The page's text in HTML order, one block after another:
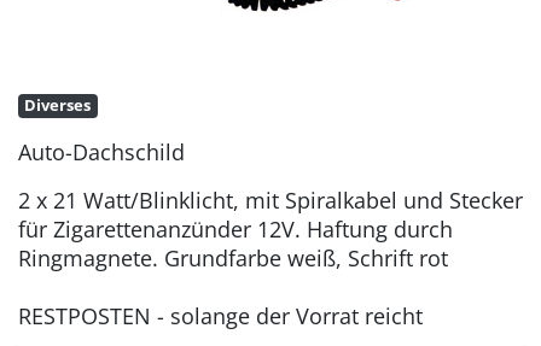
Diverses
Auto-Dachschild
2 x 21 Watt/Blinklicht, mit Spiralkabel und Stecker
für Zigarettenanzünder 12V. Haftung durch
Ringmagnete. Grundfarbe weiß, Schrift rot
RESTPOSTEN - solange der Vorrat reicht